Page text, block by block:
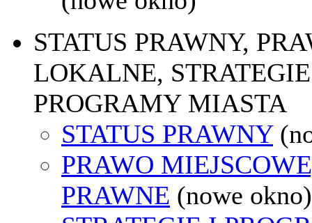
STATUS PRAWNY,
LOKALNE,
PROGRAMY MIASTA
STATUS PRAWNY
PRAWO
PRAWNE (nowe okno)